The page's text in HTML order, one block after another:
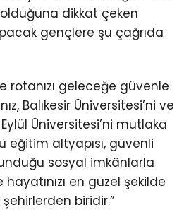
dikkat çeken
gençlere şu çağrıda
rotanızı geleceğe güvenle
Balıkesir Üniversitesi’ni ve
Üniversitesi’ni mutlaka
eğitim altyapısı, güvenli
sosyal imkânlarla
hayatınızı en güzel şekilde
biridir.”